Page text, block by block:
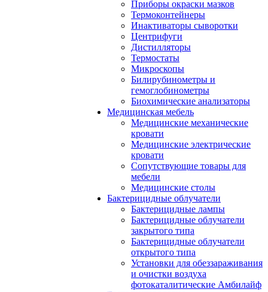
Приборы окраски мазков
Термоконтейнеры
Инактиваторы сыворотки
Центрифуги
Дистилляторы
Термостаты
Микроскопы
Билирубинометры и
гемоглобинометры
Биохимические анализаторы
Медицинская мебель
Медицинские механические
кровати
Медицинские электрические
кровати
Сопутствующие товары для
мебели
Медицинские столы
Бактерицидные облучатели
Бактерицидные лампы
Бактерицидные облучатели
закрытого типа
Бактерицидные облучатели
открытого типа
Установки для обеззараживания
и очистки воздуха
фотокаталитические Амбилайф